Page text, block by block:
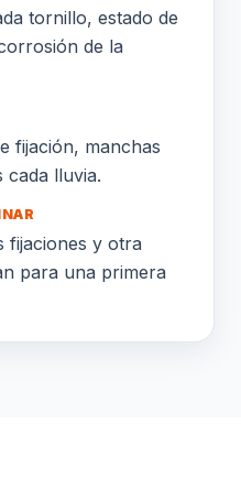
tornillo, estado de
de la
fijación, manchas
cada lluvia.
fijaciones y otra
para una primera